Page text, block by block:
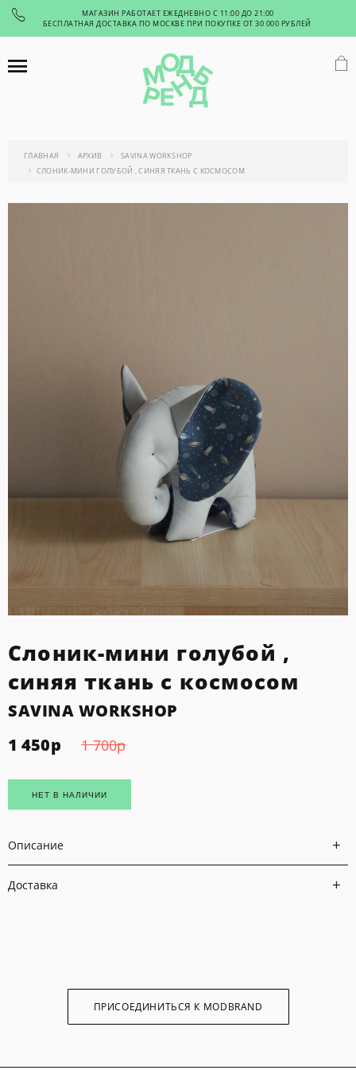
МАГАЗИН РАБОТАЕТ ЕЖЕДНЕВНО С 11:00 ДО 21:00
БЕСПЛАТНАЯ ДОСТАВКА ПО МОСКВЕ ПРИ ПОКУПКЕ ОТ 30 000 РУБЛЕЙ
ГЛАВНАЯ АРХИВ
SAVINA WORKSHOP
СЛОНИК-МИНИ ГОЛУБОЙ , СИНЯЯ ТКАНЬ С КОСМОСОМ
Слоник-мини голубой ,
синяя ткань с космосом
SAVINA WORKSHOP
1 450р 1 700р
НЕТ В НАЛИЧИИ
Описание
Доставка
ПРИСОЕДИНИТЬСЯ К MODBRAND